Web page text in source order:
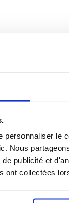
personnaliser le
Nous
publicité et
ont collectées